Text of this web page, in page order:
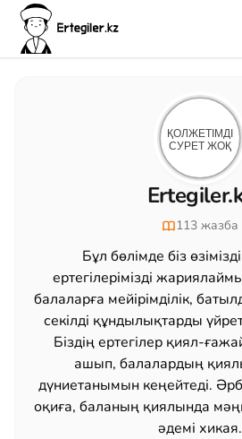
113 жазба
Бұл бөлімде біз
ертегілерімізді
балаларға мейірімділік,
секілді құндылықтарды
Біздің ертегілер қиял-
ашып, балалардың
дүниетанымын кеңейтеді.
оқиға, баланың қиялында
әдемі хикая.